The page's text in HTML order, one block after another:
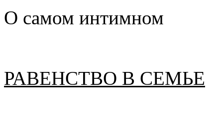
О самом интимном
РАВЕНСТВО В СЕМЬЕ